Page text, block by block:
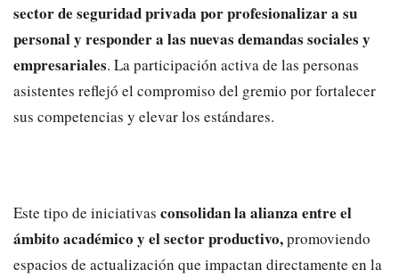
sector de seguridad privada por profesionalizar a su
personal y responder a las nuevas demandas sociales y
empresariales. La participación activa de las personas
asistentes reflejó el compromiso del gremio por fortalecer
sus competencias y elevar los estándares.
Este tipo de iniciativas consolidan la alianza entre el
ámbito académico y el sector productivo,promoviendo
espacios de actualización que impactan directamente en la